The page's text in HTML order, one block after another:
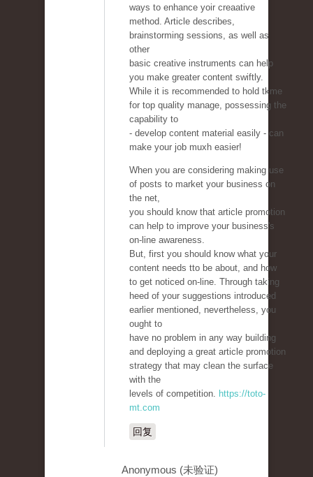
ways to enhance yoir creaative
method. Article describes,
brainstorming sessions, as well as
other
basic creative instruments can help
you make greater content swiftly.
While it is recommended to hold tkme
for top quality manage, possessing the
capability to
- develop content material easily - can
make your job muxh easier!
When you are considering making use
of posts to market your business on
the net,
you should know that article promotion
can help to improve your business's
on-line awareness.
But, first you should know what your
content needs tto be about, and how
to get noticed on-line. Through taking
heed of your suggestions introduced
earlier mentioned, nevertheless, you
ought to
have no problem in any way building
and deploying a great article promotion
strategy that may clean the surface
with the
levels of competition. https://toto-
mt.com
回复
Anonymous (未验证)